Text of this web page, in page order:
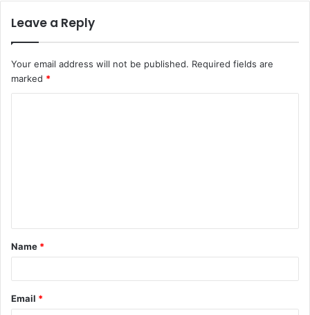
Leave a Reply
Your email address will not be published. Required fields are
marked *
t
*
Name *
Email *